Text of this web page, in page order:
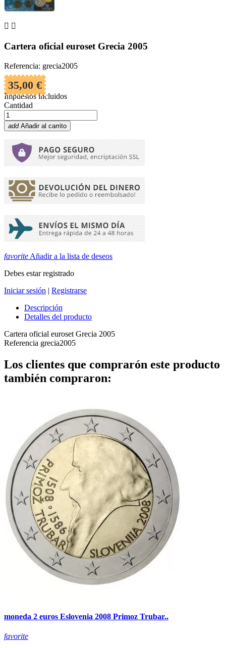
 
Cartera oficial euroset Grecia 2005
Referencia: grecia2005
35,00 €
Impuestos incluidos
Cantidad
add Añadir al carrito
favorite Añadir a la lista de deseos
Debes estar registrado
Iniciar sesión | Registrarse
Descripción
Detalles del producto
Cartera oficial euroset Grecia 2005
Referencia grecia2005
Los clientes que comprarón este producto
también compraron:
moneda 2 euros Eslovenia 2008 Primoz Trubar..
favorite